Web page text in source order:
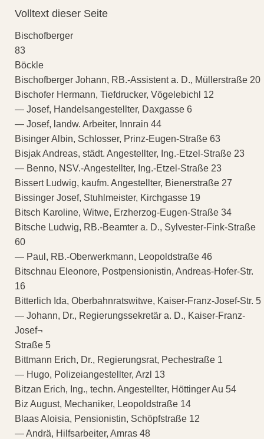
Volltext dieser Seite
Bischofberger
83
Böckle
Bischofberger Johann, RB.-Assistent a. D., Müllerstraße 20
Bischofer Hermann, Tiefdrucker, Vögelebichl 12
— Josef, Handelsangestellter, Daxgasse 6
— Josef, landw. Arbeiter, Innrain 44
Bisinger Albin, Schlosser, Prinz-Eugen-Straße 63
Bisjak Andreas, städt. Angestellter, Ing.-Etzel-Straße 23
— Benno, NSV.-Angestellter, Ing.-Etzel-Straße 23
Bissert Ludwig, kaufm. Angestellter, Bienerstraße 27
Bissinger Josef, Stuhlmeister, Kirchgasse 19
Bitsch Karoline, Witwe, Erzherzog-Eugen-Straße 34
Bitsche Ludwig, RB.-Beamter a. D., Sylvester-Fink-Straße
60
— Paul, RB.-Oberwerkmann, Leopoldstraße 46
Bitschnau Eleonore, Postpensionistin, Andreas-Hofer-Str.
16
Bitterlich Ida, Oberbahnratswitwe, Kaiser-Franz-Josef-Str. 5
— Johann, Dr., Regierungssekretär a. D., Kaiser-Franz-
Josef¬
Straße 5
Bittmann Erich, Dr., Regierungsrat, Pechestraße 1
— Hugo, Polizeiangestellter, Arzl 13
Bitzan Erich, Ing., techn. Angestellter, Höttinger Au 54
Biz August, Mechaniker, Leopoldstraße 14
Blaas Aloisia, Pensionistin, Schöpfstraße 12
— Andrä, Hilfsarbeiter, Amras 48